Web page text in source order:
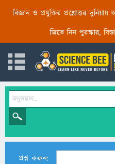
বিজ্ঞান ও প্রযুক্তির প্রশ্নোত্তর
জিতে নিন পুরস্কার,
প্রশ্ন করুন: